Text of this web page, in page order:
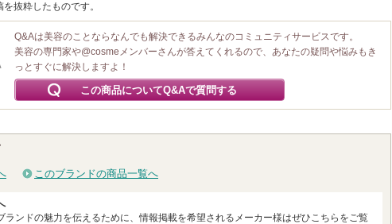
抜粋したものです。
Q&Aは美容のことならなんでも解決できるみんなのコミュニティサービスです。
美容の専門家や@cosmeメンバーさんが答えてくれるので、あなたの疑問や悩みもき
っとすぐに解決しますよ！
この商品についてQ&Aで質問する
このブランドの商品一覧へ
ランドの魅力を伝えるために、情報掲載を希望されるメーカー様はぜひこちらをご覧